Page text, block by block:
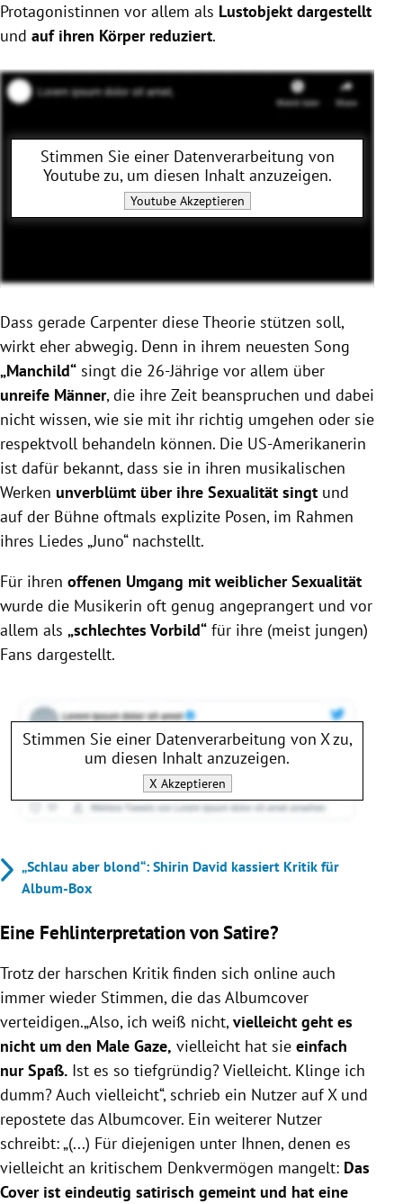
Protagonistinnen vor allem als Lustobjekt dargestellt
und auf ihren Körper reduziert.
Stimmen Sie einer Datenverarbeitung von
Youtubezu, um diesen Inhalt anzuzeigen.
YoutubeAkzeptieren
Dass gerade Carpenter diese Theorie stützen soll,
wirkt eher abwegig. Denn in ihrem neuesten Song
„Manchild“ singt die 26-Jährige vor allem über
unreife Männer, die ihre Zeit beanspruchen und dabei
nicht wissen, wie sie mit ihr richtig umgehen oder sie
respektvoll behandeln können. Die US-Amerikanerin
ist dafür bekannt, dass sie in ihren musikalischen
Werken unverblümt über ihre Sexualität singt und
auf der Bühne oftmals explizite Posen, im Rahmen
ihres Liedes „Juno“ nachstellt.
Für ihren offenen Umgang mit weiblicher Sexualität
wurde die Musikerin oft genug angeprangert und vor
allem als „schlechtes Vorbild“ für ihre (meist jungen)
Fans dargestellt.
Stimmen Sie einer Datenverarbeitung von Xzu,
um diesen Inhalt anzuzeigen.
X Akzeptieren
„Schlau aber blond“: Shirin David kassiert Kritik für
Album-Box
Eine Fehlinterpretation von Satire?
Trotz der harschen Kritik finden sich online auch
immer wieder Stimmen, die das Albumcover
verteidigen.„Also, ich weiß nicht,vielleicht geht es
nicht um den Male Gaze, vielleicht hat sie einfach
nur Spaß. Ist es so tiefgründig? Vielleicht. Klinge ich
dumm? Auch vielleicht“, schrieb ein Nutzer auf X und
repostete das Albumcover. Ein weiterer Nutzer
schreibt: „(...) Für diejenigen unter Ihnen, denen es
vielleicht an kritischem Denkvermögen mangelt: Das
Cover ist eindeutig satirisch gemeint und hat eine